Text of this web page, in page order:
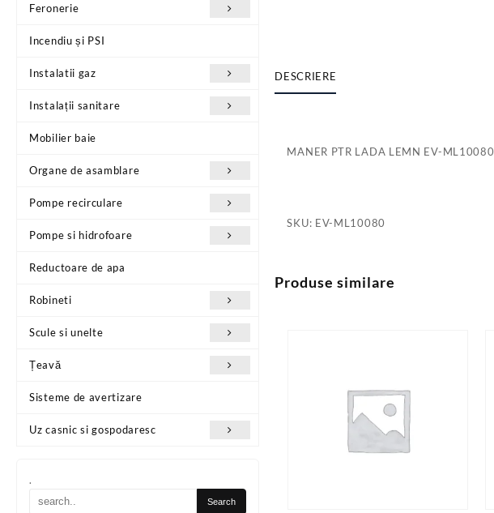
Feronerie
Incendiu și PSI
Instalatii gaz
Instalații sanitare
Mobilier baie
Organe de asamblare
Pompe recirculare
Pompe si hidrofoare
Reductoare de apa
Robineti
Scule si unelte
Țeavă
Sisteme de avertizare
Uz casnic si gospodaresc
.
DESCRIERE
MANER PTR LADA LEMN EV-ML10080
SKU: EV-ML10080
Produse similare